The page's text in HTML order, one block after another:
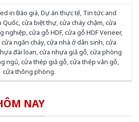
in Báo giá,Dự án thực tế, Tin tức and
Quốc,cửa biệt thự,cửa cháy chậm,cửa
nghiệp,cửa gỗ HDF,cửa gỗ HDF Veneer,
cửa ngăn cháy,cửa nhà ở dân sinh,cửa
đài loan,cửa nhựa giả gỗ,cửa phòng
ngủ,cửa thép giả gỗ,cửa thép vân gỗ,
cửa thông phòng.
NAY